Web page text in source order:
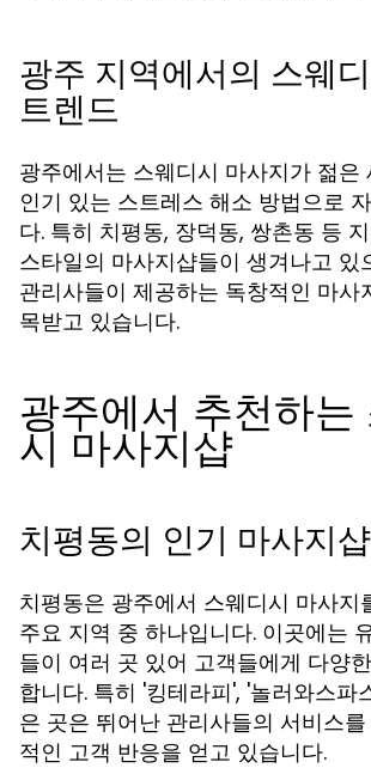
광주 지역에서의 스웨
트렌드
광주에서는 스웨디시 마사지가 젊은
인기 있는 스트레스 해소 방법으로
다. 특히 치평동, 장덕동, 쌍촌동 등
스타일의 마사지샵들이 생겨나고 있
관리사들이 제공하는 독창적인 마사
목받고 있습니다.
광주에서 추천하는
시 마사지샵
치평동의 인기 마사지
치평동은 광주에서 스웨디시 마사지
주요 지역 중 하나입니다. 이곳에는
들이 여러 곳 있어 고객들에게 다양
합니다. 특히 '킹테라피', '놀러와스파
은 곳은 뛰어난 관리사들의 서비스
적인 고객 반응을 얻고 있습니다.